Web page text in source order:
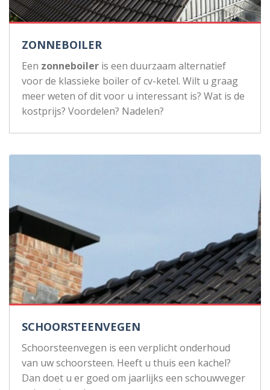
ZONNEBOILER
Een zonneboiler is een duurzaam alternatief
voor de klassieke boiler of cv-ketel. Wilt u graag
meer weten of dit voor u interessant is? Wat is de
kostprijs? Voordelen? Nadelen?
SCHOORSTEENVEGEN
Schoorsteenvegen is een verplicht onderhoud
van uw schoorsteen. Heeft u thuis een kachel?
Dan doet u er goed om jaarlijks een schouwveger